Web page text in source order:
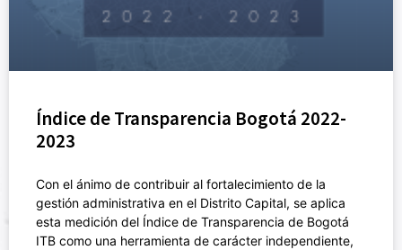
Índice de Transparencia Bogotá 2022-
2023
Con el ánimo de contribuir al fortalecimiento de la
gestión administrativa en el Distrito Capital, se aplica
esta medición del Índice de Transparencia de Bogotá
ITB como una herramienta de carácter independiente,